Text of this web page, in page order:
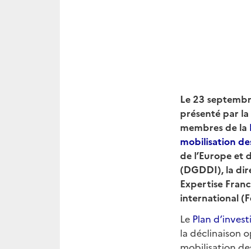
Le 23
présenté par
membres de la
mobilisation
de l’Europe et
(DGDDI), la
Expertise
international
Le Plan
la déclinaison